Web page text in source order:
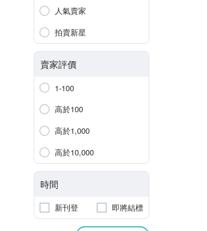
人氣賣家
拍賣新星
賣家評價
1-100
高於100
高於1,000
高於10,000
時間
新刊登 即將結標